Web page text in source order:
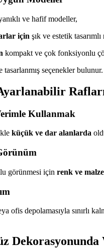
ve hafif modeller,
için şık ve estetik tasarımlı
kompakt ve çok fonksiyonlu
seçenekler bulunur.
Kullanmak
küçük ve dar alanlarda
görünmesi için renk ve
ofis depolamasıyla sınırlı